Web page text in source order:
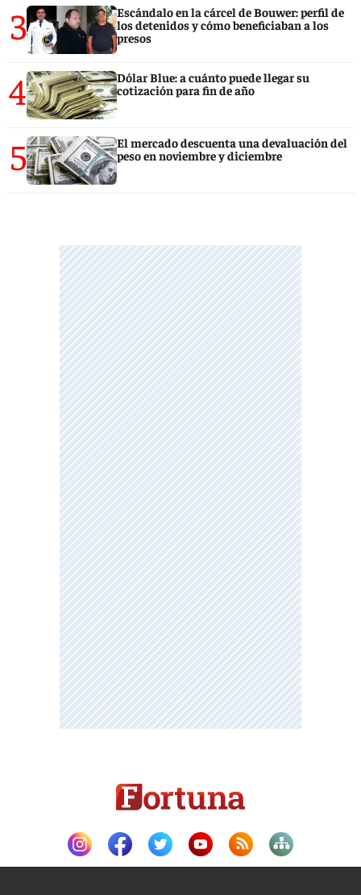
3
Escándalo en la cárcel de Bouwer: perfil de
los detenidos y cómo beneficiaban a los
presos
4
Dólar Blue: a cuánto puede llegar su
cotización para fin de año
5
El mercado descuenta una devaluación del
peso en noviembre y diciembre